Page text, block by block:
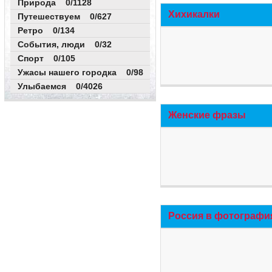
Природа 0/1128
Путешествуем 0/627
Ретро 0/134
События, люди 0/32
Спорт 0/105
Ужасы нашего городка 0/98
Улыбаемся 0/4026
Хихикалки
Женские фразы
Россия в